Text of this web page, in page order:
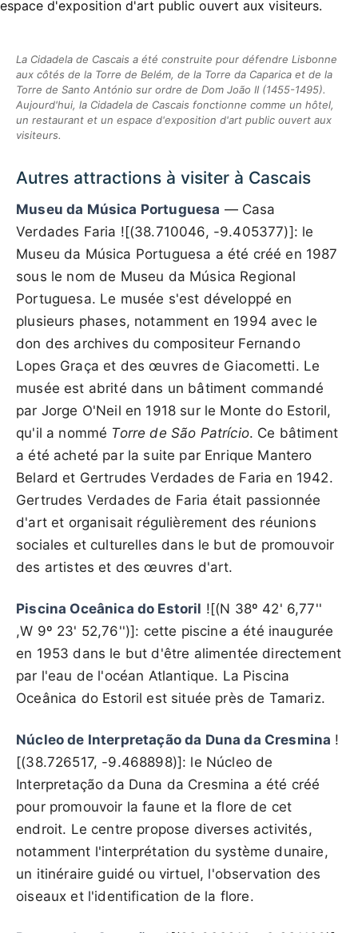
La Cidadela de Cascais a été construite pour défendre Lisbonne
aux côtés de la Torre de Belém, de la Torre da Caparica et de la
Torre de Santo António sur ordre de Dom João II (1455-1495).
Aujourd'hui, la Cidadela de Cascais fonctionne comme un hôtel,
un restaurant et un espace d'exposition d'art public ouvert aux
visiteurs.
Autres attractions à visiter à Cascais
Museu da Música Portuguesa — Casa
Verdades Faria ![(38.710046, -9.405377)]: le
Museu da Música Portuguesa a été créé en 1987
sous le nom de Museu da Música Regional
Portuguesa. Le musée s'est développé en
plusieurs phases, notamment en 1994 avec le
don des archives du compositeur Fernando
Lopes Graça et des œuvres de Giacometti. Le
musée est abrité dans un bâtiment commandé
par Jorge O'Neil en 1918 sur le Monte do Estoril,
qu'il a nommé Torre de São Patrício. Ce bâtiment
a été acheté par la suite par Enrique Mantero
Belard et Gertrudes Verdades de Faria en 1942.
Gertrudes Verdades de Faria était passionnée
d'art et organisait régulièrement des réunions
sociales et culturelles dans le but de promouvoir
des artistes et des œuvres d'art.
Piscina Oceânica do Estoril ![(N 38º 42' 6,77''
,W 9º 23' 52,76'')]: cette piscine a été inaugurée
en 1953 dans le but d'être alimentée directement
par l'eau de l'océan Atlantique. La Piscina
Oceânica do Estoril est située près de Tamariz.
Núcleo de Interpretação da Duna da Cresmina !
[(38.726517, -9.468898)]: le Núcleo de
Interpretação da Duna da Cresmina a été créé
pour promouvoir la faune et la flore de cet
endroit. Le centre propose diverses activités,
notamment l'interprétation du système dunaire,
un itinéraire guidé ou virtuel, l'observation des
oiseaux et l'identification de la flore.